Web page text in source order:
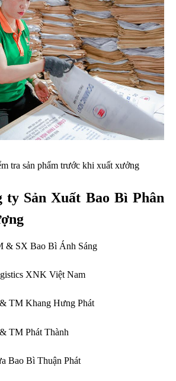
tra sản phẩm trước khi xuất xưởng
ty Sản Xuất Bao Bì Phân
& SX Bao Bì Ánh Sáng
XNK Việt Nam
TM Khang Hưng Phát
TM Phát Thành
Bao Bì Thuận Phát